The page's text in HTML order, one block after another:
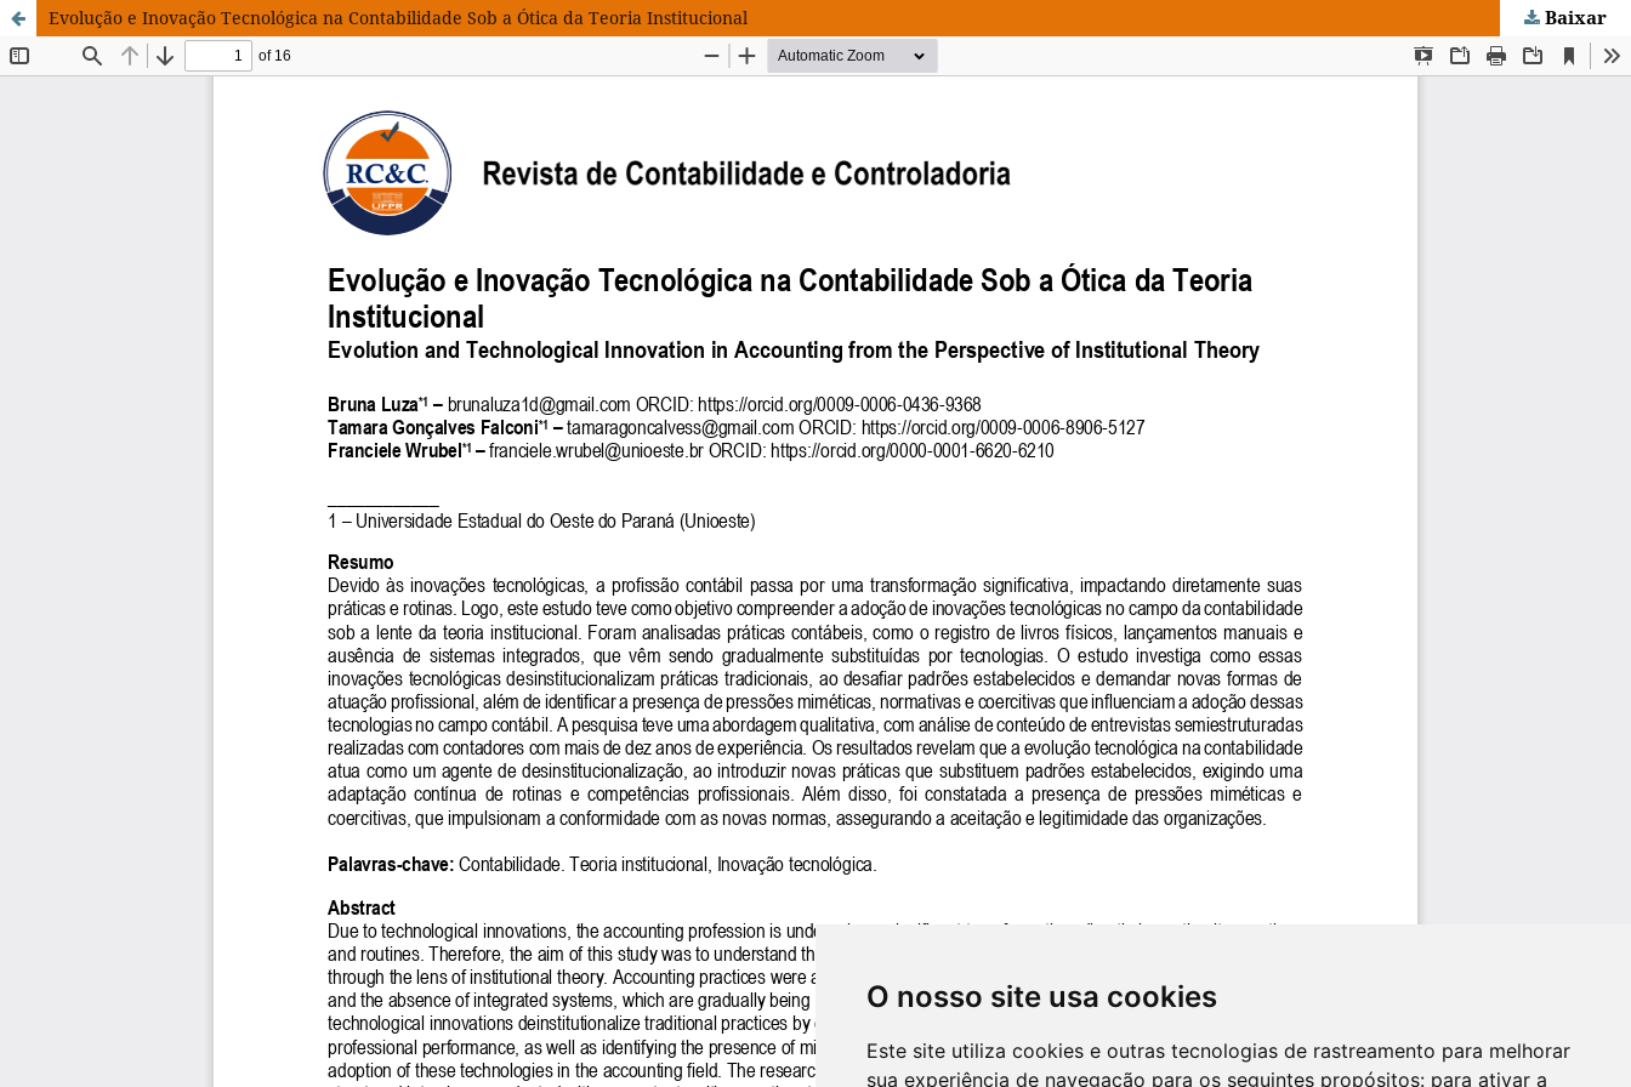
O nosso site usa cookies
Este site utiliza cookies e outras tecnologias de rastreamento para melhorar
sua experiência de navegação para os seguintes propósitos: para ativar a
Evolução e Inovação Tecnológica na Contabilidade Sob a Ótica da Teoria Institucional Baixar